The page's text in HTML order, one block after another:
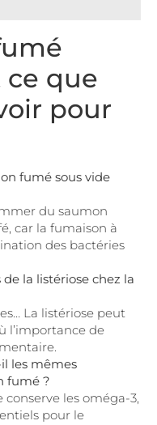
que
pour
fumé sous vide
du saumon
car la fumaison à
des bactéries
la listériose chez la
La listériose peut
l’importance de
les mêmes
fumé ?
les oméga-3,
pour le